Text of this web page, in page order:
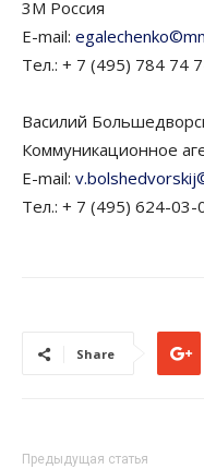
3M Россия
E-mail:
Тел.: + 7 (495) 784 74
Василий
Коммуникационное
E-mail:
Тел.: + 7 (495) 624-
Share
Предыдущая статья